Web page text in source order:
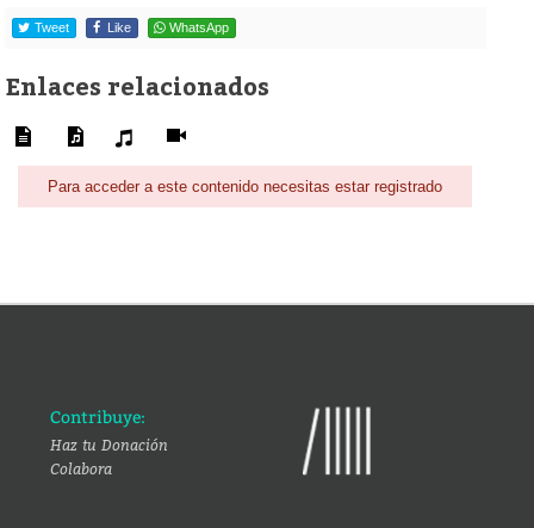
Tweet Like WhatsApp
Enlaces relacionados
Para acceder a este contenido necesitas estar registrado
Contribuye:
Haz tu Donación
Colabora